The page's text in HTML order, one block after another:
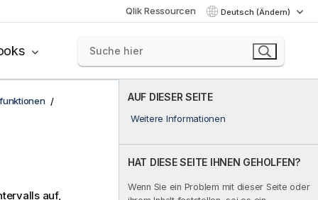
Qlik Ressourcen Deutsch (Ändern)
AUF DIESER SEITE
Weitere Informationen
HAT DIESE SEITE IHNEN GEHOLFEN?
Wenn Sie ein Problem mit dieser Seite oder
auf,